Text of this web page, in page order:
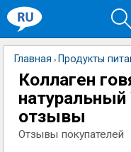
Главная › Продукты
Коллаген
натуральный
отзывы
Отзывы покупателей